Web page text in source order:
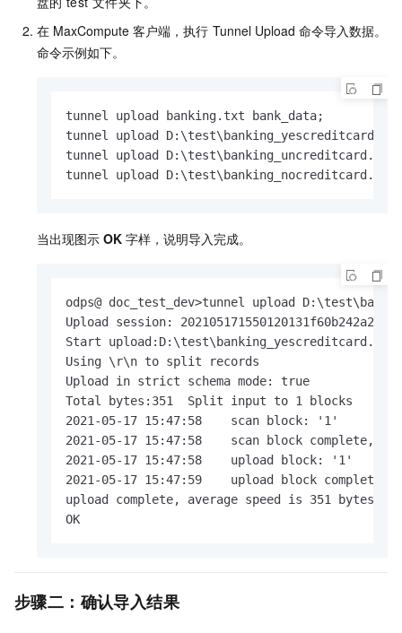
在 MaxCompute 客户端，执行 Tunnel Upload 命令导入数据。
命令示例如下。
tunnel upload banking.txt bank_data;
tunnel upload
tunnel upload D:\test\banking_uncreditcard.csv
tunnel upload
当出现图示 OK 字样，说明导入完成。
odps@ doc_test_dev>tunnel upload
Upload session: 202105171550120131f60b242a2417
Start upload:D:\test\banking_yescreditcard.csv
Using \r\n to split records
Upload in strict schema mode: true
Total bytes:351  Split input to 1 blocks
2021-05-17 15:47:58    scan block: '1'
2021-05-17 15:47:58    scan block complete,
2021-05-17 15:47:58    upload block: '1'
2021-05-17 15:47:59    upload block complete,
upload complete, average speed is 351 bytes/s
OK
步骤二：确认导入结果